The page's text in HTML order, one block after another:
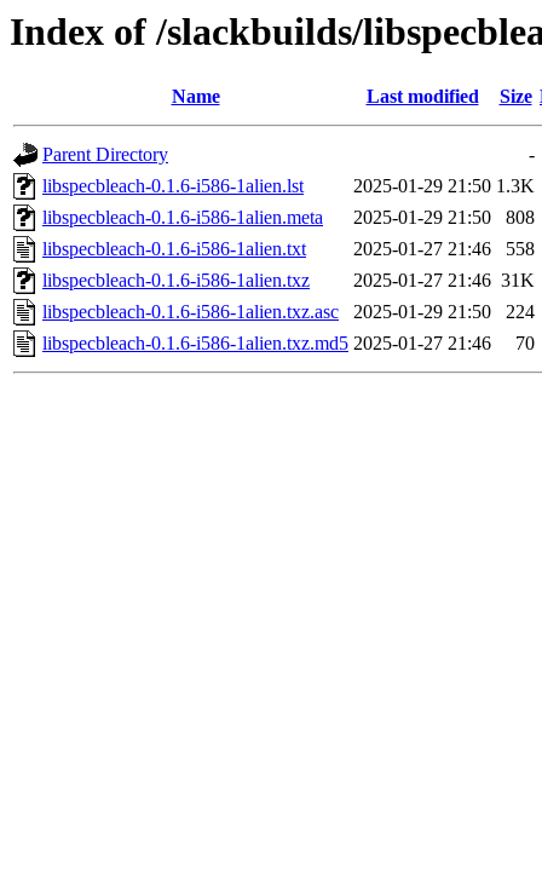
Index of /slackbuilds/
Name Last modified Size
Parent Directory
-
libspecbleach-0.1.6-i586-1alien.lst
2025-01-29 21:50 1.3K
libspecbleach-0.1.6-i586-1alien.meta
2025-01-29 21:50
808
libspecbleach-0.1.6-i586-1alien.txt
2025-01-27 21:46
558
libspecbleach-0.1.6-i586-1alien.txz
2025-01-27 21:46 31K
libspecbleach-0.1.6-i586-1alien.txz.asc
2025-01-29 21:50
224
libspecbleach-0.1.6-i586-1alien.txz.md5 2025-01-27 21:46 70